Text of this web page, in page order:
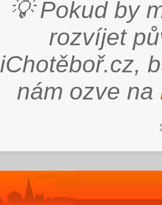
💡 Pokud by
rozvíjet
iChotěboř.cz,
nám ozve na